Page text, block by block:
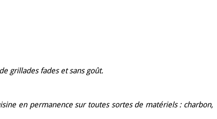
grillades fades et sans goût.
en permanence sur toutes sortes de matériels : charbon,